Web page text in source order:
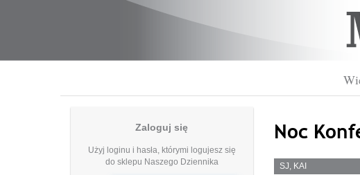
Zaloguj się
Użyj loginu i hasła, którymi logujesz się
do sklepu Naszego Dziennika
Noc
SJ, KAI